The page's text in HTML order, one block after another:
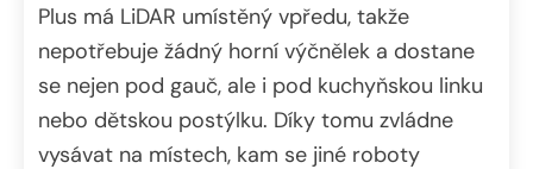
Plus má LiDAR umístěný vpředu, takže
nepotřebuje žádný horní výčnělek a dostane
se nejen pod gauč, ale i pod kuchyňskou linku
nebo dětskou postýlku. Díky tomu zvládne
vysávat na místech, kam se jiné roboty